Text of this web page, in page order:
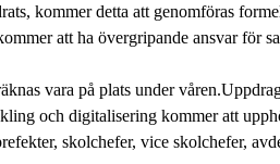
kommer detta att genomföras
att ha övergripande ansvar
vara på plats under
och digitalisering kommer att
skolchefer, vice skolchefer,